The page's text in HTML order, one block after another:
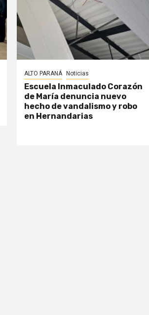
ALTO PARANÁ Noticias
Escuela Inmaculado Corazón
de María denuncia nuevo
hecho de vandalismo y robo
en Hernandarias